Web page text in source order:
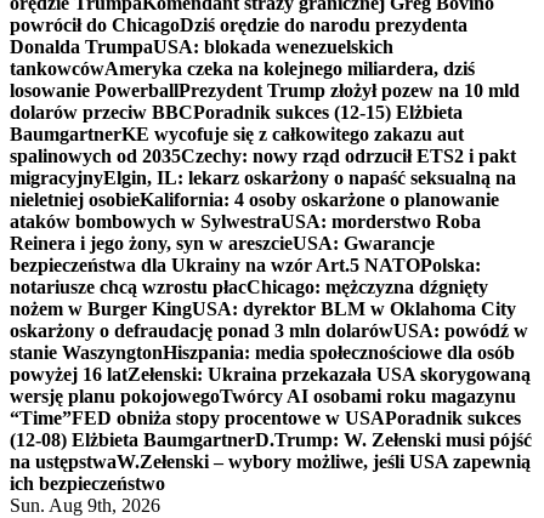
powrócił do ChicagoDziś orędzie do narodu prezydenta
Donalda TrumpaUSA: blokada wenezuelskich
tankowcówAmeryka czeka na kolejnego miliardera, dziś
losowanie PowerballPrezydent Trump złożył pozew na 10 mld
dolarów przeciw BBCPoradnik sukces (12-15) Elżbieta
BaumgartnerKE wycofuje się z całkowitego zakazu aut
spalinowych od 2035Czechy: nowy rząd odrzucił ETS2 i pakt
migracyjnyElgin, IL: lekarz oskarżony o napaść seksualną na
nieletniej osobieKalifornia: 4 osoby oskarżone o planowanie
ataków bombowych w SylwestraUSA: morderstwo Roba
Reinera i jego żony, syn w areszcieUSA: Gwarancje
bezpieczeństwa dla Ukrainy na wzór Art.5 NATOPolska:
notariusze chcą wzrostu płacChicago: mężczyzna dźgnięty
nożem w Burger KingUSA: dyrektor BLM w Oklahoma City
oskarżony o defraudację ponad 3 mln dolarówUSA: powódź w
stanie WaszyngtonHiszpania: media społecznościowe dla osób
powyżej 16 latZełenski: Ukraina przekazała USA skorygowaną
wersję planu pokojowegoTwórcy AI osobami roku magazynu
“Time”FED obniża stopy procentowe w USAPoradnik sukces
(12-08) Elżbieta BaumgartnerD.Trump: W. Zełenski musi pójść
na ustępstwaW.Zełenski – wybory możliwe, jeśli USA zapewnią
ich bezpieczeństwo
Sun. Aug 9th, 2026